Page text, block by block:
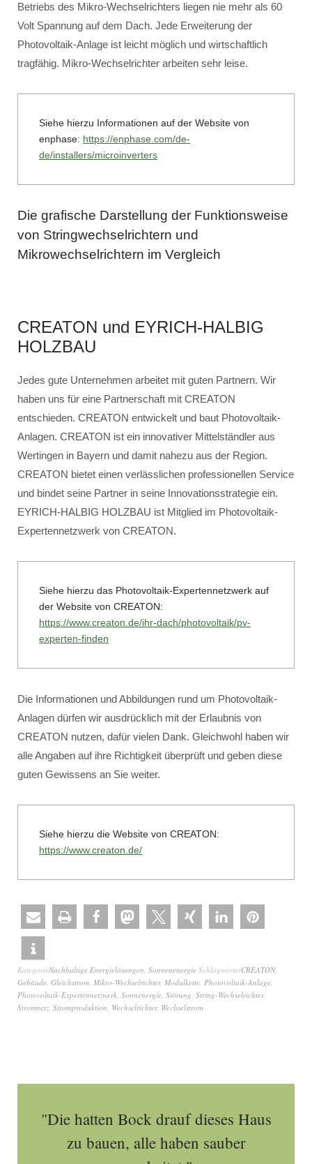
Betriebs des Mikro-Wechselrichters liegen nie mehr als 60
Volt Spannung auf dem Dach. Jede Erweiterung der
Photovoltaik-Anlage ist leicht möglich und wirtschaftlich
tragfähig. Mikro-Wechselrichter arbeiten sehr leise.
Siehe hierzu Informationen auf der Website von
enphase: https://enphase.com/de-
de/installers/microinverters
Die grafische Darstellung der Funktionsweise
von Stringwechselrichtern und
Mikrowechselrichtern im Vergleich
CREATON und EYRICH-HALBIG
HOLZBAU
Jedes gute Unternehmen arbeitet mit guten Partnern. Wir
haben uns für eine Partnerschaft mit CREATON
entschieden. CREATON entwickelt und baut Photovoltaik-
Anlagen. CREATON ist ein innovativer Mittelständler aus
Wertingen in Bayern und damit nahezu aus der Region.
CREATON bietet einen verlässlichen professionellen Service
und bindet seine Partner in seine Innovationsstrategie ein.
EYRICH-HALBIG HOLZBAU ist Mitglied im Photovoltaik-
Expertennetzwerk von CREATON.
Siehe hierzu das Photovoltaik-Expertennetzwerk auf
der Website von CREATON:
https://www.creaton.de/ihr-dach/photovoltaik/pv-
experten-finden
Die Informationen und Abbildungen rund um Photovoltaik-
Anlagen dürfen wir ausdrücklich mit der Erlaubnis von
CREATON nutzen, dafür vielen Dank. Gleichwohl haben wir
alle Angaben auf ihre Richtigkeit überprüft und geben diese
guten Gewissens an Sie weiter.
Siehe hierzu die Website von CREATON:
https://www.creaton.de/
KategorieNachhaltige Energielösungen, Sonnenenergie SchlagwörterCREATON,
Gebäude, Gleichstrom, Mikro-Wechselrichter, Modulkette, Photovoltaik-Anlage,
Photovoltaik-Expertennetzwerk, Sonnenergie, Störung, String-Wechselrichter,
Stromnetz, Stromproduktion, Wechselrichter, Wechselstrom
"Die hatten Bock drauf dieses Haus
zu bauen, alle haben sauber